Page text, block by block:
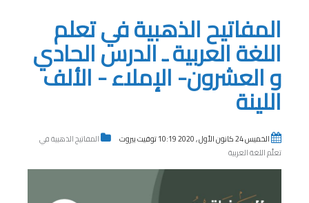
المفاتيح الذهبية في تعلم
اللغة العربية ـ الدرس الحادي
و العشرون- الإملاء - الألف
اللينة
الخميس 24 كانون الأول , 2020 10:19 توقيت بيروت
المفاتيح الذهبية في
تعلّم اللغة العربية